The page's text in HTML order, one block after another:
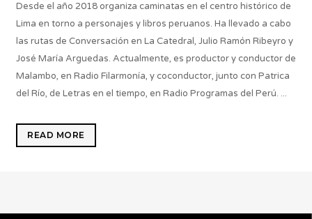
Desde el año 2018 organiza caminatas en el centro histórico de
Lima en torno a personajes y libros peruanos. Ha llevado a cabo
las rutas de Conversación en La Catedral, Julio Ramón Ribeyro y
José María Arguedas. Actualmente, es productor y conductor de
Malambo, en Radio Filarmonía, y coconductor, junto con Patrica
del Río, de Letras en el tiempo, en Radio Programas del Perú. ...
READ MORE